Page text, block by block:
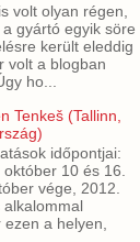
volt olyan régen,
a gyártó egyik söre
került eleddig
volt a blogban
ho...
Tenkeš (Tallinn,
időpontjai:
október 10 és 16.
vége, 2012.
alkalommal
a helyen,